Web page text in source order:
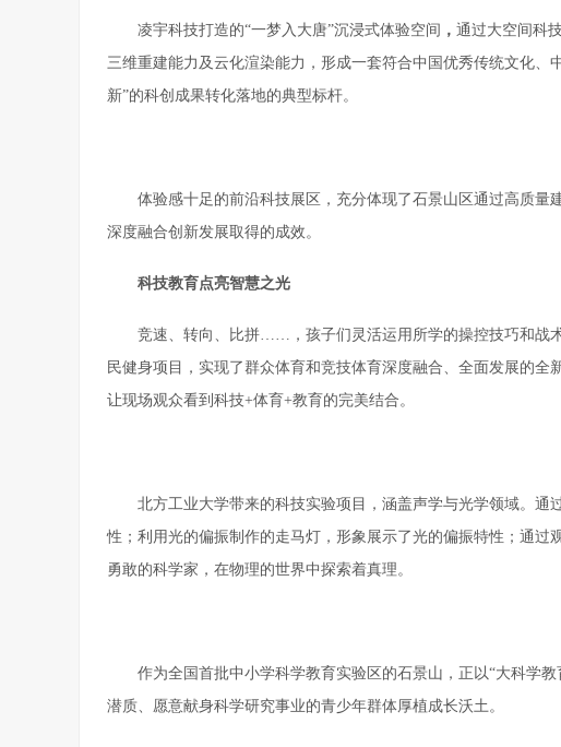
凌宇科技打造的“一梦入大唐”沉浸式体验空间 ， 通过大空间科
三维重建能力及云化渲染能力，形成一套符合中国优秀传统文化、
新”的科创成果转化落地的典型标杆。
体验感十足的前沿科技展区，充分体现了石景山区通过高质
深度融合创新发展取得的成效。
科技教育点亮智慧之光
竞速、转向、比拼……，孩子们灵活运用所学的操控技巧和战
民健身项目，实现了群众体育和竞技体育深度融合、全面发展的
让现场观众看到科技+体育+教育的完美结合。
北方工业大学带来的科技实验项目，涵盖声学与光学领域。
性；利用光的偏振制作的走马灯，形象展示了光的偏振特性；通
勇敢的科学家，在物理的世界中探索着真理。
作为全国首批中小学科学教育实验区的石景山，正以“大科学
潜质、愿意献身科学研究事业的青少年群体厚植成长沃土。